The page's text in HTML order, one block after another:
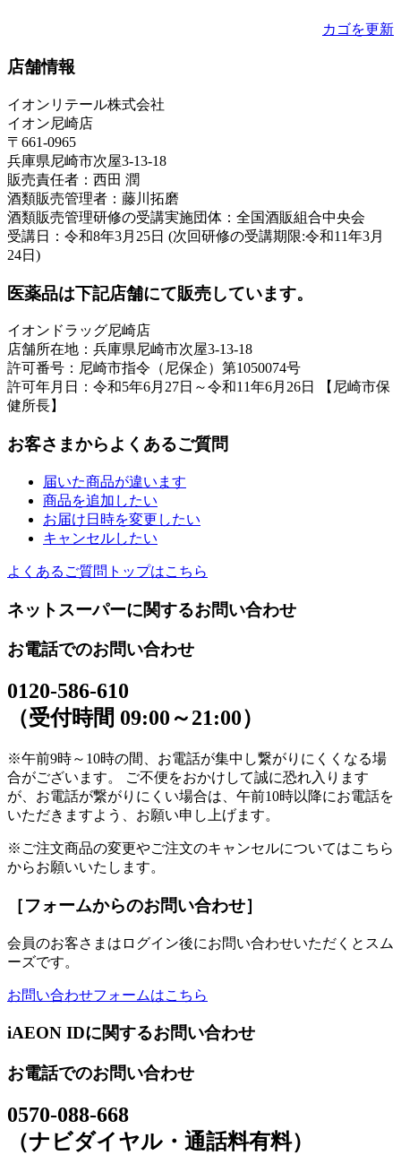
カゴを更新
店舗情報
イオンリテール株式会社
イオン尼崎店
〒661-0965
兵庫県尼崎市次屋3-13-18
販売責任者：西田 潤
酒類販売管理者：藤川拓磨
酒類販売管理研修の受講実施団体：全国酒販組合中央会
受講日：令和8年3月25日 (次回研修の受講期限:令和11年3月
24日)
医薬品は下記店舗にて販売しています。
イオンドラッグ尼崎店
店舗所在地：兵庫県尼崎市次屋3-13-18
許可番号：尼崎市指令（尼保企）第1050074号
許可年月日：令和5年6月27日～令和11年6月26日 【尼崎市保
健所長】
お客さまからよくあるご質問
届いた商品が違います
商品を追加したい
お届け日時を変更したい
キャンセルしたい
よくあるご質問トップはこちら
ネットスーパーに関するお問い合わせ
お電話でのお問い合わせ
0120-586-610
（受付時間 09:00～21:00）
※午前9時～10時の間、お電話が集中し繋がりにくくなる場
合がございます。 ご不便をおかけして誠に恐れ入ります
が、お電話が繋がりにくい場合は、午前10時以降にお電話を
いただきますよう、お願い申し上げます。
※ご注文商品の変更やご注文のキャンセルについてはこちら
からお願いいたします。
［フォームからのお問い合わせ］
会員のお客さまはログイン後にお問い合わせいただくとスム
ーズです。
お問い合わせフォームはこちら
iAEON IDに関するお問い合わせ
お電話でのお問い合わせ
0570-088-668
（ナビダイヤル・通話料有料）